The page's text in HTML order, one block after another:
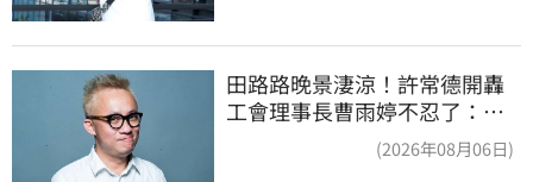
田路路晚景淒涼！許常德開轟
工會理事長曹雨婷不忍了：別
(2026年08月06日)